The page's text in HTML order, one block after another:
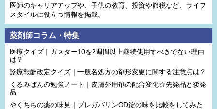
医師のキャリアアップや、子供の教育、投資や節税など、ライフ
スタイルに役立つ情報を掲載。
薬剤師コラム・特集
医療クイズ｜ガスター10を2週間以上継続使用すべきでない理由
は？
診療報酬改定クイズ｜一般名処方の剤形変更に関する注意点は？
くるみぱんの勉強ノート｜皮膚外用剤の配合変化☆先発品と後発
品
やくちちの薬の味見｜プレガバリンOD錠の味を比較をしてみた